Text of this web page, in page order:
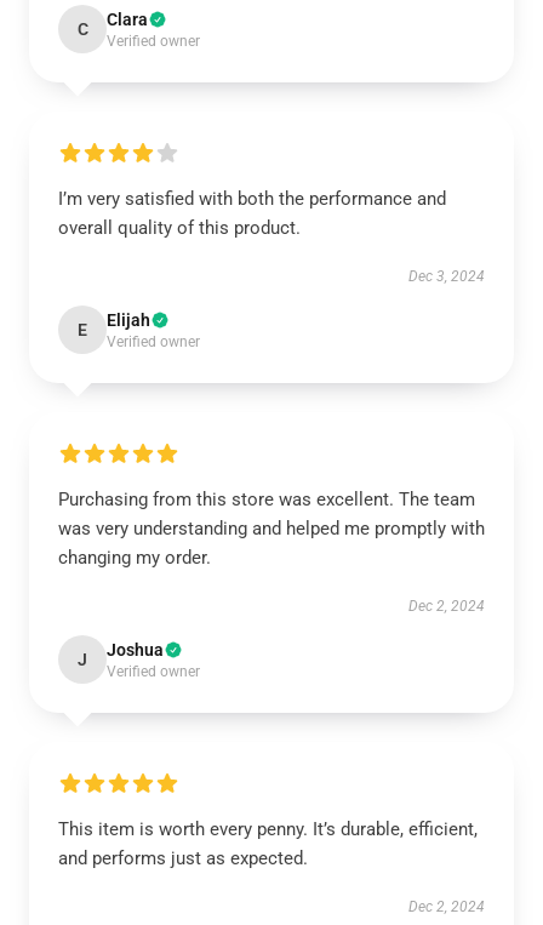
C Clara
Verified owner
I’m very satisfied with both the performance and
overall quality of this product.
Dec 3, 2024
E Elijah
Verified owner
Purchasing from this store was excellent. The team
was very understanding and helped me promptly with
changing my order.
Dec 2, 2024
J Joshua
Verified owner
This item is worth every penny. It’s durable, efficient,
and performs just as expected.
Dec 2, 2024